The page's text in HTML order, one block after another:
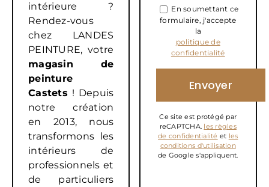
intérieure ?
Rendez-vous
chez LANDES
PEINTURE, votre
magasin de
peinture
Castets ! Depuis
notre création
en 2013, nous
transformons les
intérieurs de
professionnels et
de particuliers
En soumettant ce
formulaire, j'accepte
la
politique de
confidentialité
Ce site est protégé par
reCAPTCHA. les règles
de confidentialité et les
conditions d'utilisation
de Google s'appliquent.